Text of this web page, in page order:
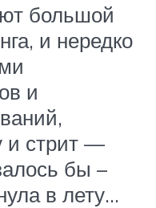
большой
и нередко
и
и стрит —
бы –
в лету…